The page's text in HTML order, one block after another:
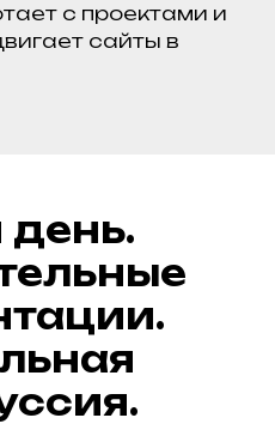
с проектами и
сайты в